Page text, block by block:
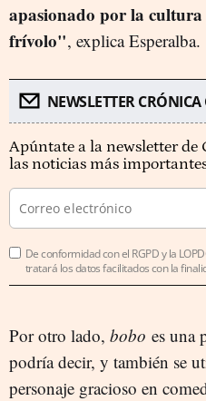
apasionado por la
frívolo", explica Esperalba.
NEWSLETTER
Apúntate a la newsletter
las noticias más
De conformidad con el RGPD y la
tratará los datos facilitados con la
Por otro lado, bobo es una
podría decir, y también se
personaje gracioso en